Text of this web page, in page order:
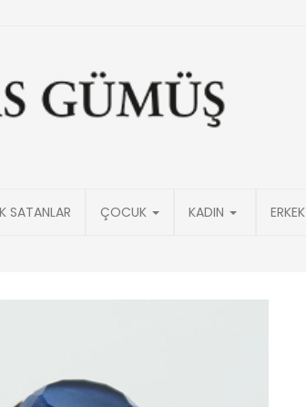
SATANLAR ÇOCUK KADIN ERKEK